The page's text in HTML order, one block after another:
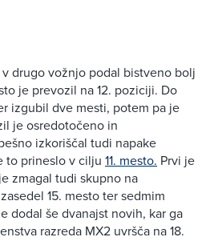
drugo vožnjo podal bistveno bolj
je prevozil na 12. poziciji. Do
izgubil dve mesti, potem pa je
je osredotočeno in
izkoriščal tudi napake
to prineslo v cilju 11. mesto. Prvi je
zmagal tudi skupno na
15. mesto ter sedmim
dodal še dvanajst novih, kar ga
razreda MX2 uvršča na 18.